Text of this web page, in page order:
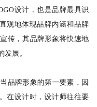
设计，也是品牌最具识
观地体现品牌内涵和品牌
传，其品牌形象将快速地
展。
牌形象的第一要素，因
在设计时，设计师往往要